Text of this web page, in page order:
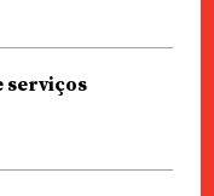
serviços